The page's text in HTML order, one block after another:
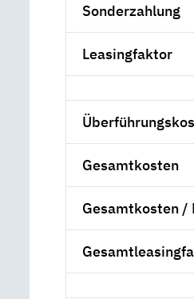
Sonderzahlung
Leasingfaktor
Gesamtkosten
Gesamtkosten /